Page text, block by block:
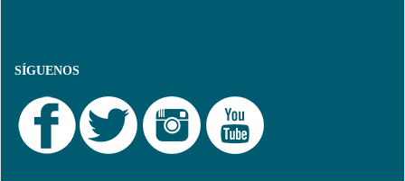
SÍGUENOS